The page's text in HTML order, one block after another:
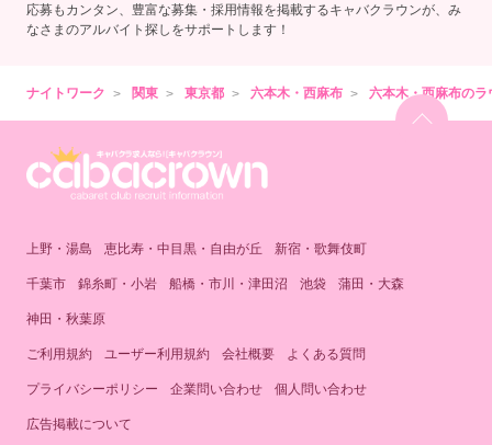
応募もカンタン、豊富な募集・採用情報を掲載するキャバクラウンが、み
なさまのアルバイト探しをサポートします！
ナイトワーク 関東 東京都 六本木・西麻布 六本木・西麻布のラ
上野・湯島 恵比寿・中目黒・自由が丘 新宿・歌舞伎町
千葉市 錦糸町・小岩 船橋・市川・津田沼 池袋 蒲田・大森
神田・秋葉原
ご利用規約 ユーザー利用規約 会社概要 よくある質問
プライバシーポリシー 企業問い合わせ 個人問い合わせ
広告掲載について